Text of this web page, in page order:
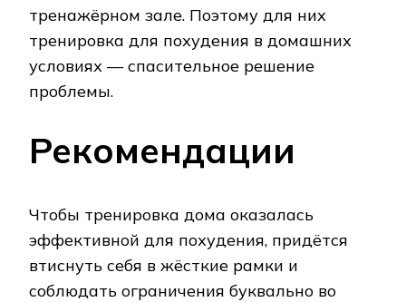
тренажёрном зале. Поэтому для них
тренировка для похудения в домашних
условиях — спасительное решение
проблемы.
Рекомендации
Чтобы тренировка дома оказалась
эффективной для похудения, придётся
втиснуть себя в жёсткие рамки и
соблюдать ограничения буквально во